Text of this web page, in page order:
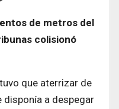
de metros del
colisionó
que aterrizar de
a despegar